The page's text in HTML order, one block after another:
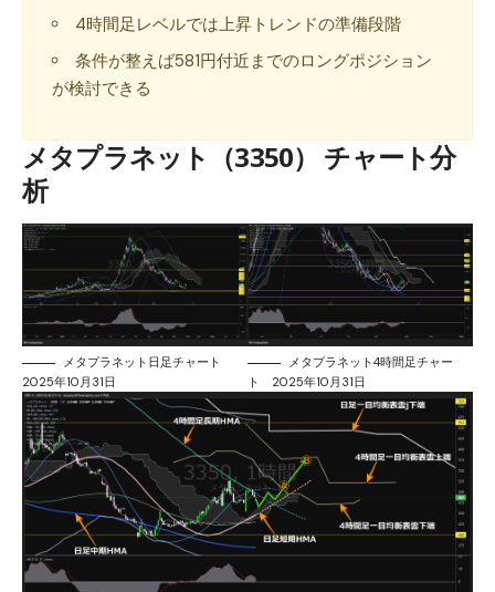
4時間足レベルでは上昇トレンドの準備段階
条件が整えば581円付近までのロングポジション
が検討できる
メタプラネット（3350） チャート分
析
メタプラネット日足チャート
2025年10月31日
メタプラネット4時間足チャー
ト 2025年10月31日